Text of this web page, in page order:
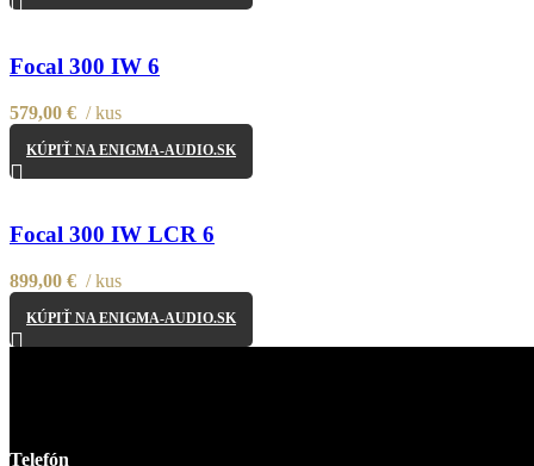
Focal 300 IW 6
579,00 € kus
KÚPIŤ NA ENIGMA-AUDIO.SK
Focal 300 IW LCR 6
899,00 € kus
KÚPIŤ NA ENIGMA-AUDIO.SK
Telefón